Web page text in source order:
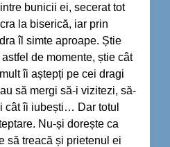
bunicii ei, secerat tot
la biserică, iar prin
îl simte aproape. Știe
de momente, știe cât
îi aștepți pe cei dragi
să mergi să-i vizitezi, să-
cât îi iubești… Dar totul
Nu-și dorește ca
să treacă și prietenul ei